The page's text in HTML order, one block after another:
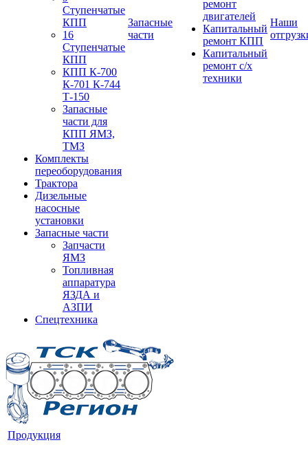
Ступенчатые
КПП
16
Ступенчатые
КПП
КПП К-700
К-701 К-744
Т-150
Запасные
части для
КПП ЯМЗ,
ТМЗ
Комплекты
переоборудования
Трактора
Дизельные
насосные
установки
Запасные части
Запчасти
ЯМЗ
Топливная
аппаратура
ЯЗДА и
АЗПИ
Спецтехника
Запасные
части
ремонт
двигателей
Капитальный
ремонт КПП
Капитальный
ремонт с/х
техники
Наши
Продукция